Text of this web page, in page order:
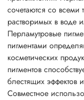
Перламутровые
смеси. Чем более
эффект и меньше
Непрозрачные
поскольку
блеск.
Основные
• физиологически
сочетаются со всеми
растворимых в воде
Перламутровые
пигментами
косметических
пигментов
блестящих эффектов
Совместное